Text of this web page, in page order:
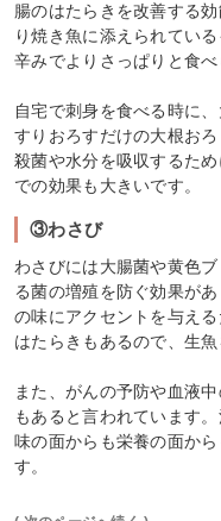
腸のはたらきを改善する
り焼き魚に添えられてい
辛みでよりさっぱりと食べ
自宅で刺身を食べる時に
すりおろすだけの大根お
殺菌や水分を吸収するた
での効果も大きいです。
③わさび
わさびには大腸菌や黄色
る菌の増殖を防ぐ効果が
の味にアクセントを与え
はたらきもあるので、生
また、がんの予防や血液
もあると言われています
味の面からも栄養の面か
す。